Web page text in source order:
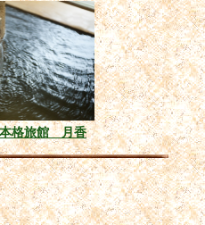
格旅館 月香